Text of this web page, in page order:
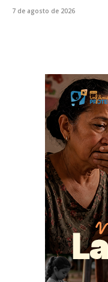
7 de agosto de 2026